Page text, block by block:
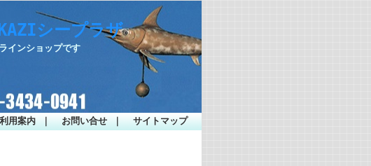
シープラザ
インショップです
用案内 お問い合せ サイトマップ